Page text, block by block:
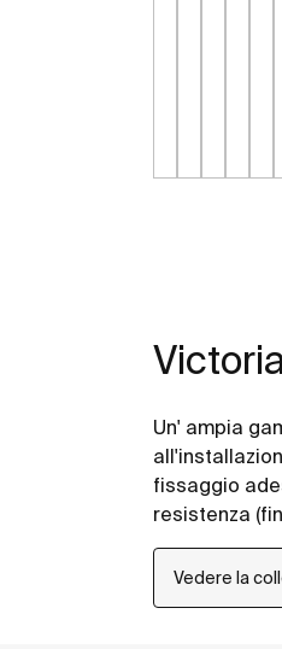
Un' ampia
fissaggio
resistenza
semi
ridotta.
Vedere la